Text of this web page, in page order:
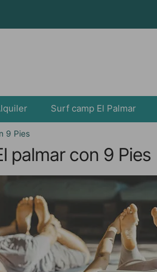
Surf camp El Palmar
9 Pies
palmar con 9 Pies